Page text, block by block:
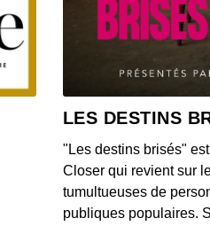
LES DESTINS
"Les destins brisés"
Closer qui revient sur
tumultueuses de
publiques populaires.